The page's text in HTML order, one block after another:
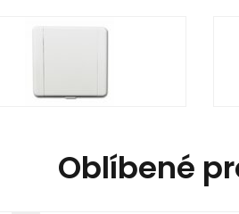
Oblíbené